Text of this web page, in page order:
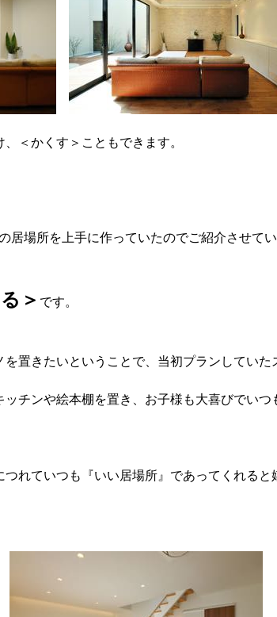
＜かくす＞こともできます。
居場所を上手に作っていたのでご紹介させて
＞ です。
置きたいということで、当初プランしていた
ッチンや絵本棚を置き、お子様も大喜びでい
れていつも『いい居場所』であってくれると